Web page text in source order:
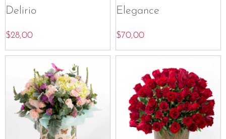
Delirio
$28,00
Elegance
$70,00